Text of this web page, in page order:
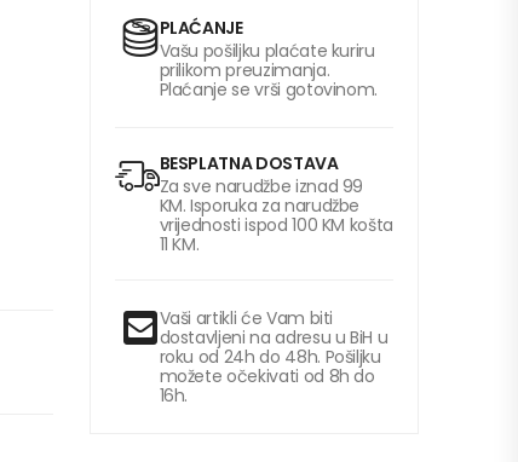
PLAĆANJE
Vašu pošiljku plaćate kuriru
prilikom preuzimanja.
Plaćanje se vrši gotovinom.
BESPLATNA DOSTAVA
Za sve narudžbe iznad 99
KM. Isporuka za narudžbe
vrijednosti ispod 100 KM košta
11 KM.
Vaši artikli će Vam biti
dostavljeni na adresu u BiH u
roku od 24h do 48h. Pošiljku
možete očekivati od 8h do
16h.